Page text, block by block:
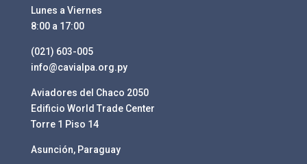
Lunes a Viernes
8:00 a 17:00
(021) 603-005
info@cavialpa.org.py
Aviadores del Chaco 2050
Edificio World Trade Center
Torre 1 Piso 14
Asunción, Paraguay